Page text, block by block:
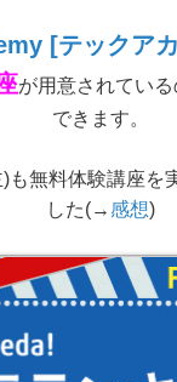
[テックア
が用意されてい
できます。
無料体験講座を
した(→感想)